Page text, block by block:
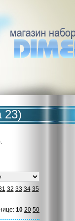
23)
32 33 34 35
10 20 50